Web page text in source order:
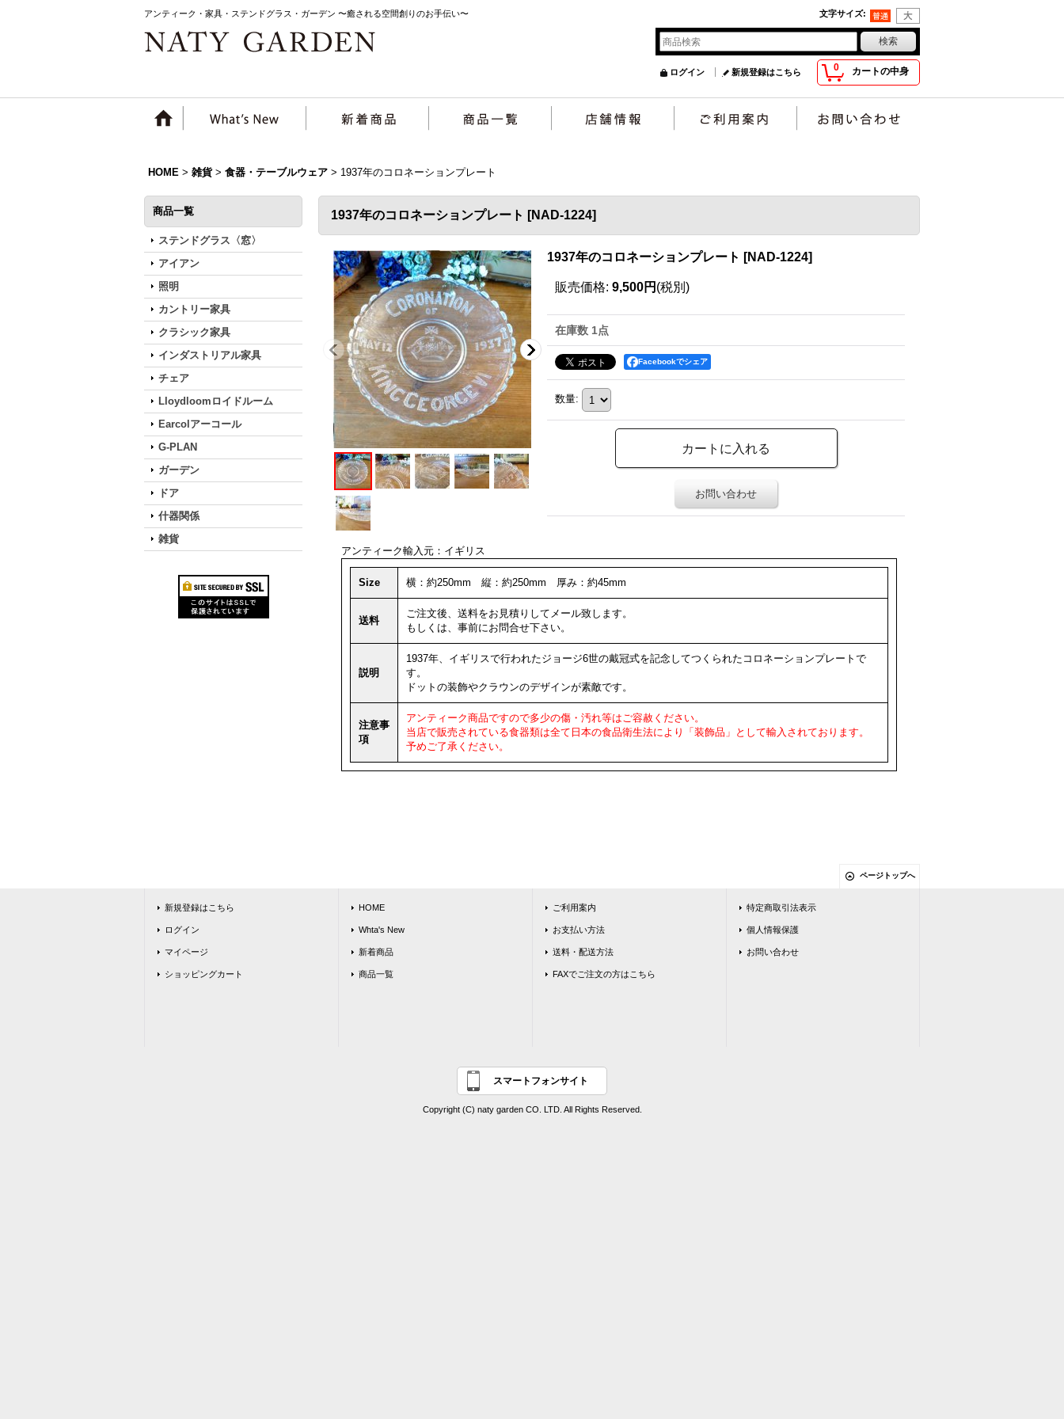
アンティーク・家具・ステンドグラス・ガーデン 〜癒される空間創りのお手伝い〜 文字サイズ:
0 カートの中身
ログイン 新規登録はこちら
HOME > 雑貨 > 食器・テーブルウェア > 1937年のコロネーションプレート
商品一覧
ステンドグラス〈窓〉
アイアン
照明
カントリー家具
クラシック家具
インダストリアル家具
チェア
Lloydloomロイドルーム
Earcolアーコール
G-PLAN
ガーデン
ドア
什器関係
雑貨
1937年のコロネーションプレート [NAD-1224]
1937年のコロネーションプレート [NAD-1224]
販売価格: 9,500円 (税別)
在庫数 1点
Facebookでシェア
数量:
お問い合わせ
アンティーク輸入元：イギリス
Size 横：約250mm 縦：約250mm 厚み：約45mm
送料
ご注文後、送料をお見積りしてメール致します。
もしくは、事前にお問合せ下さい。
説明
1937年、イギリスで行われたジョージ6世の戴冠式を記念してつくられたコロネーションプレートで
す。
ドットの装飾やクラウンのデザインが素敵です。
注意事
項
アンティーク商品ですので多少の傷・汚れ等はご容赦ください。
当店で販売されている食器類は全て日本の食品衛生法により「装飾品」として輸入されております。
予めご了承ください。
ページトップへ
新規登録はこちら
ログイン
マイページ
ショッピングカート
HOME
Whta's New
新着商品
商品一覧
ご利用案内
お支払い方法
送料・配送方法
FAXでご注文の方はこちら
特定商取引法表示
個人情報保護
お問い合わせ
スマートフォンサイト
Copyright (C) naty garden CO. LTD. All Rights Reserved.